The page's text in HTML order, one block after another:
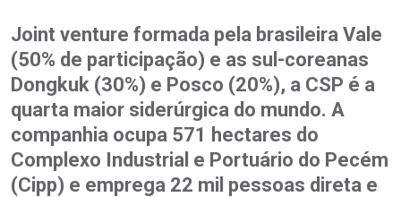
Joint venture formada pela brasileira Vale
(50% de participação) e as sul-coreanas
Dongkuk (30%) e Posco (20%), a CSP é a
quarta maior siderúrgica do mundo. A
companhia ocupa 571 hectares do
Complexo Industrial e Portuário do Pecém
(Cipp) e emprega 22 mil pessoas direta e